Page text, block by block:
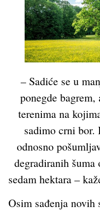
– Sadiće se u
ponegde
terenima na
sadimo crni bor.
odnosno
degradiranih
sedam hektara –
Osim sađenja novih